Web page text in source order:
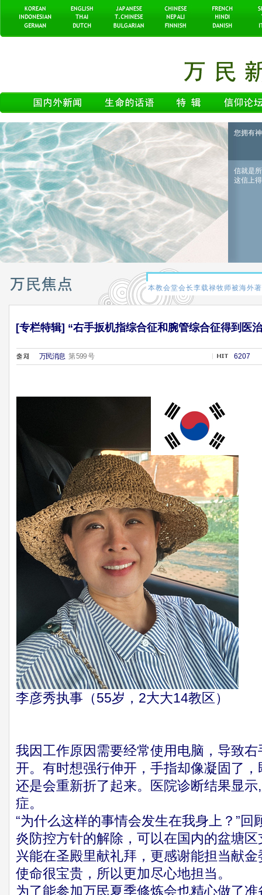
您拥有
信就是
这信上
[专栏特辑] “右手扳机指综合征和腕管综合征得到医
万民消息第 599 号 6207
李彦秀执事（55岁，2大大14教区）
我因工作原因需要经常使用电脑，导致
开。有时想强行伸开，手指却像凝固了
还是会重新折了起来。医院诊断结果显
症。
“为什么这样的事情会发生在我身上？”回
炎防控方针的解除，可以在国内的盆塘
兴能在圣殿里献礼拜，更感谢能担当献
使命很宝贵，所以更加尽心地担当。
为了能参加万民夏季修炼会也精心做了